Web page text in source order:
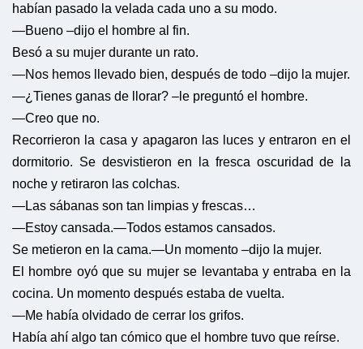
habían pasado la velada cada uno a su modo.
—Bueno –dijo el hombre al fin.
Besó a su mujer durante un rato.
—Nos hemos llevado bien, después de todo –dijo la mujer.
—¿Tienes ganas de llorar? –le preguntó el hombre.
—Creo que no.
Recorrieron la casa y apagaron las luces y entraron en el
dormitorio. Se desvistieron en la fresca oscuridad de la
noche y retiraron las colchas.
—Las sábanas son tan limpias y frescas…
—Estoy cansada.—Todos estamos cansados.
Se metieron en la cama.—Un momento –dijo la mujer.
El hombre oyó que su mujer se levantaba y entraba en la
cocina. Un momento después estaba de vuelta.
—Me había olvidado de cerrar los grifos.
Había ahí algo tan cómico que el hombre tuvo que reírse.